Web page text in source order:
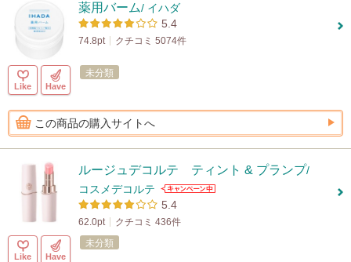
薬用バーム/ イハダ
5.4
74.8pt クチコミ 5074件
Like Have
未分類
この商品の購入サイトへ
ルージュデコルテ ティント & プランプ/
コスメデコルテ
5.4
62.0pt クチコミ 436件
Like Have
未分類